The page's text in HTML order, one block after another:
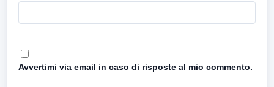
Avvertimi via email in caso di risposte al mio commento.